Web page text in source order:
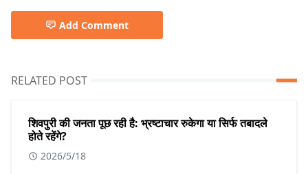
Add Comment
RELATED POST
शिवपुरी की जनता पूछ रही है: भ्रष्टाचार रुकेगा या सिर्फ तबादले
होते रहेंगे?
2026/5/18